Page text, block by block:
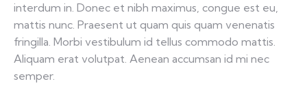
interdum in. Donec et nibh maximus, congue est eu,
mattis nunc. Praesent ut quam quis quam venenatis
fringilla. Morbi vestibulum id tellus commodo mattis.
Aliquam erat volutpat. Aenean accumsan id mi nec
semper.